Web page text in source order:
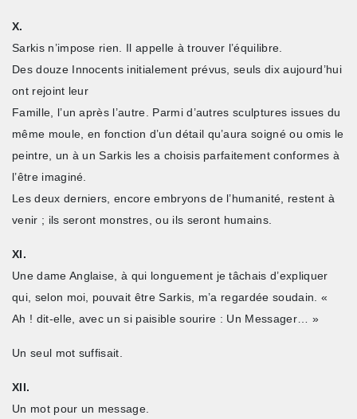
X.
Sarkis n’impose rien. Il appelle à trouver l’équilibre.
Des douze Innocents initialement prévus, seuls dix aujourd’hui
ont rejoint leur
Famille, l’un après l’autre. Parmi d’autres sculptures issues du
même moule, en fonction d’un détail qu’aura soigné ou omis le
peintre, un à un Sarkis les a choisis parfaitement conformes à
l’être imaginé.
Les deux derniers, encore embryons de l’humanité, restent à
venir ; ils seront monstres, ou ils seront humains.
XI.
Une dame Anglaise, à qui longuement je tâchais d’expliquer
qui, selon moi, pouvait être Sarkis, m’a regardée soudain. «
Ah ! dit-elle, avec un si paisible sourire : Un Messager… »
Un seul mot suffisait.
XII.
Un mot pour un message.